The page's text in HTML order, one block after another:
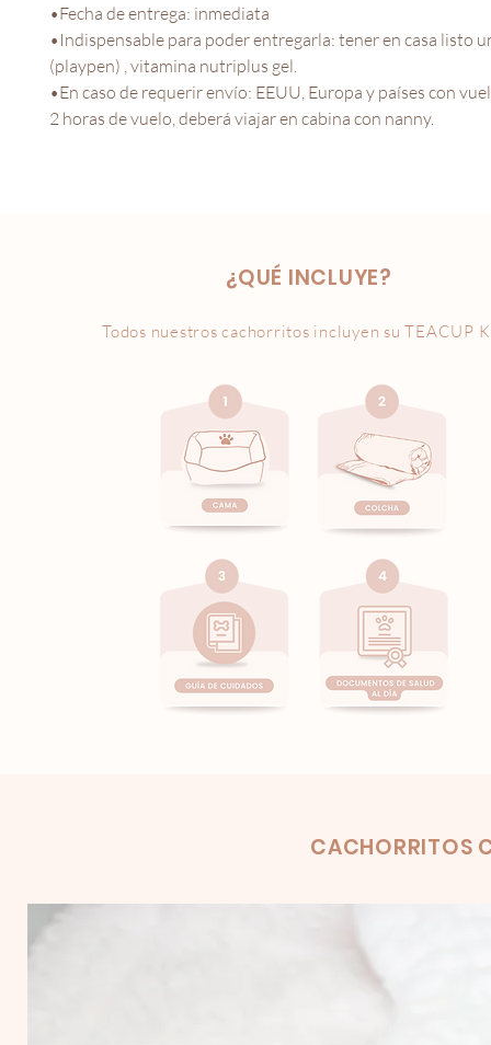
•Fecha de entrega: inmediata
•Indispensable para poder entregarla: tener en casa listo
(playpen) , vitamina nutriplus gel.
•En caso de requerir envío: EEUU, Europa y países con
2 horas de vuelo, deberá viajar en cabina con nanny.
¿QUÉ INCLUYE?
Todos nuestros cachorritos incluyen su TEACUP
CACHORRITOS